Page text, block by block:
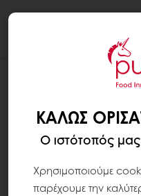
ΚΑΛΏΣ
Ο ιστότοπός
Χρησιμοποιούμε
παρέχουμε την